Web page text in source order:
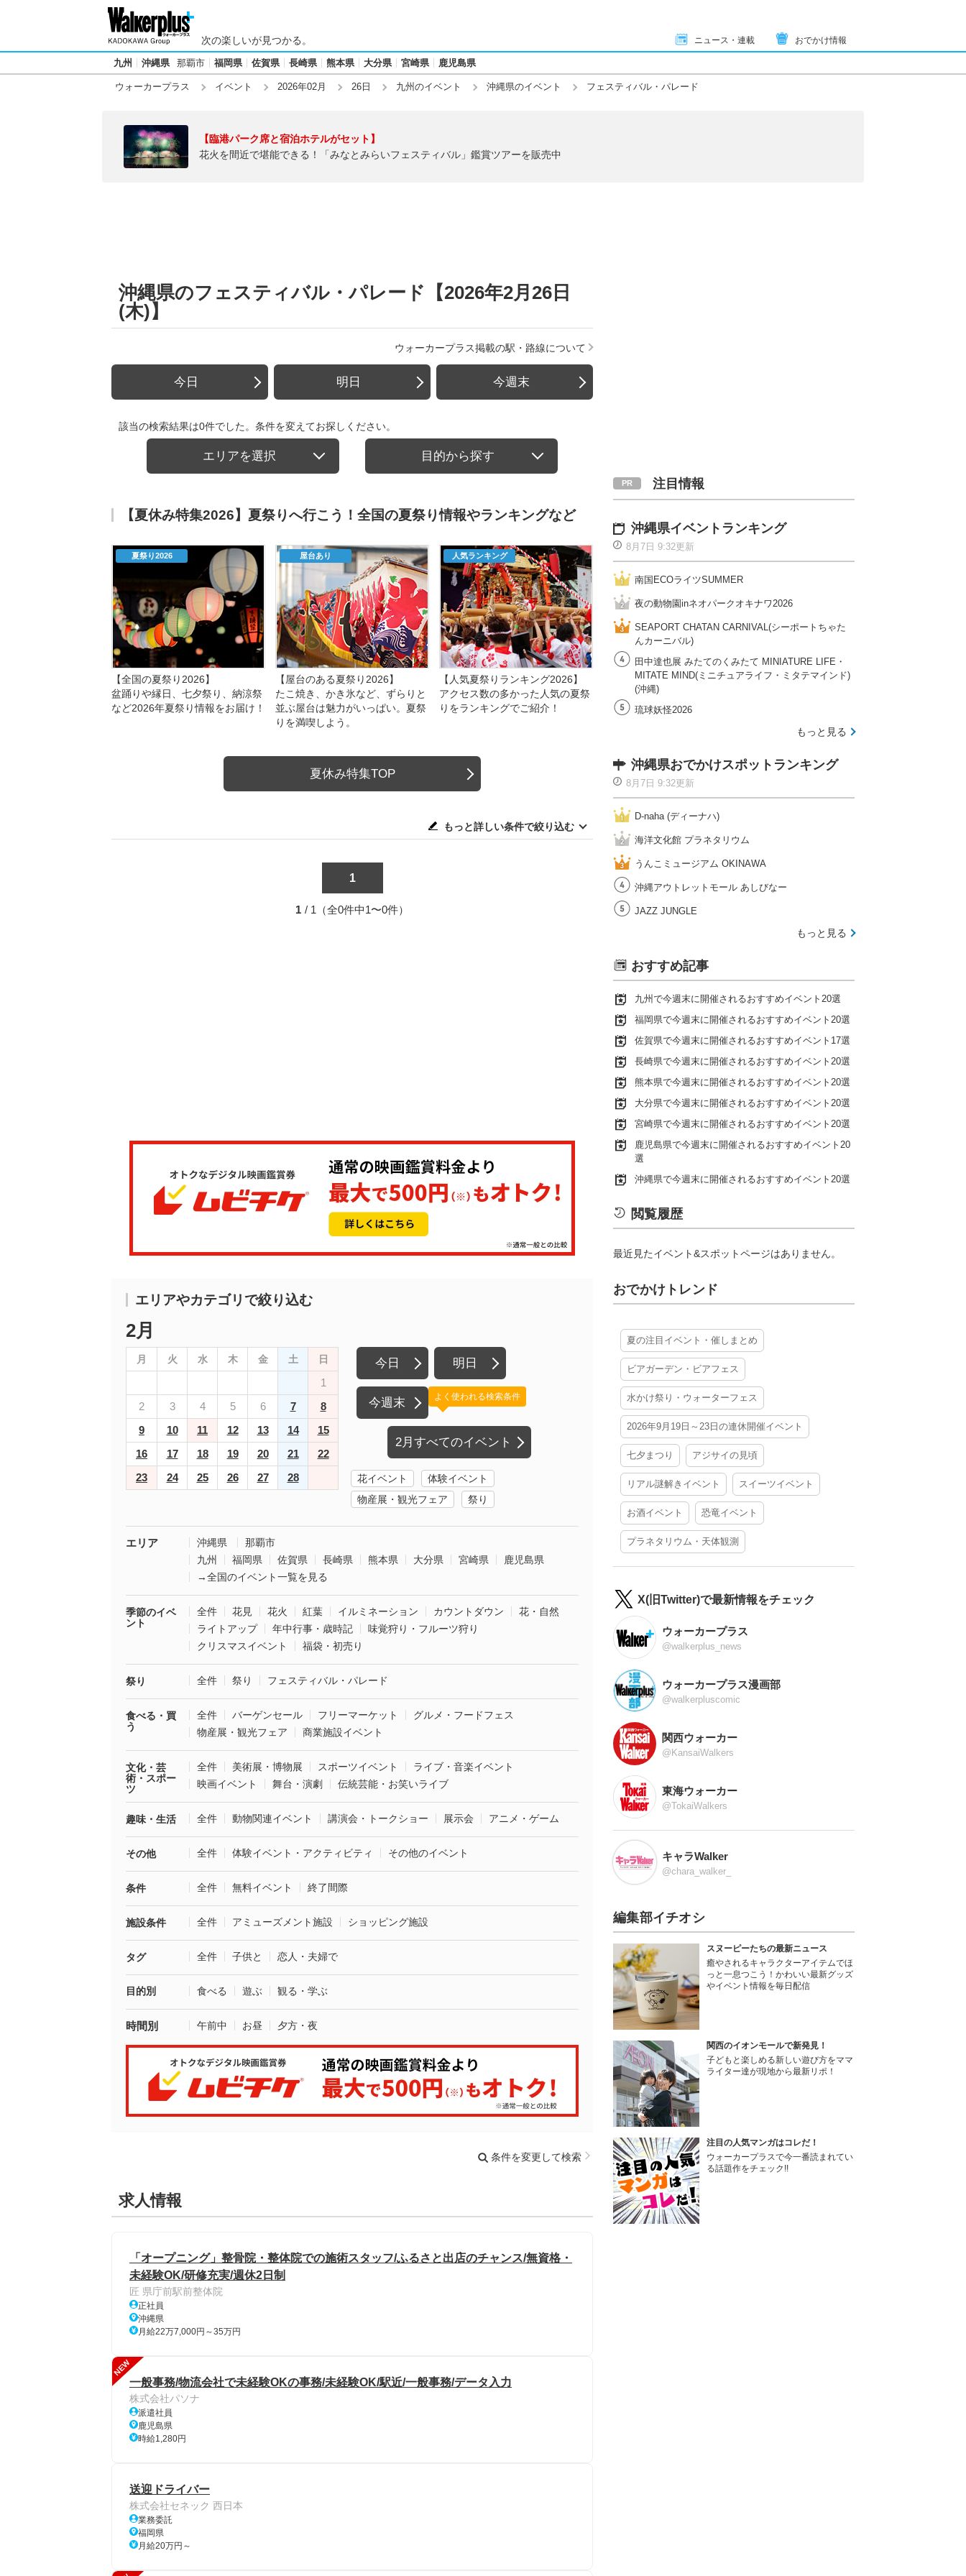
次の楽しいが見つかる。 ニュース・連載 おでかけ情報
九州 沖縄県 那覇市 福岡県 佐賀県 長崎県 熊本県 大分県 宮崎県 鹿児島県
ウォーカープラス イベント 2026年02月 26日 九州のイベント 沖縄県のイベント フェスティバル・パレード
【臨港パーク席と宿泊ホテルがセット】
花火を間近で堪能できる！「みなとみらいフェスティバル」鑑賞ツアーを販売中
沖縄県のフェスティバル・パレード【2026年2月26日
(木)】
ウォーカープラス掲載の駅・路線について
今日 明日 今週末
該当の検索結果は0件でした。条件を変えてお探しください。
エリアを選択 目的から探す
【夏休み特集2026】夏祭りへ行こう！全国の夏祭り情報やランキングなど
夏祭り2026
【全国の夏祭り2026】
盆踊りや縁日、七夕祭り、納涼祭
など2026年夏祭り情報をお届け！
屋台あり
【屋台のある夏祭り2026】
たこ焼き、かき氷など、ずらりと
並ぶ屋台は魅力がいっぱい。夏祭
りを満喫しよう。
人気ランキング
【人気夏祭りランキング2026】
アクセス数の多かった人気の夏祭
りをランキングでご紹介！
夏休み特集TOP
もっと詳しい条件で絞り込む
1
1 / 1（全0件中1〜0件）
エリアやカテゴリで絞り込む
2月
月 火 水 木 金 土 日
1
2
3 4 5 6 7
8
9
10 11 12 13 14
15
16
17 18 19 20 21
22
23
24 25 26 27 28
今日 明日
今週末
2月すべてのイベント
よく使われる検索条件
花イベント
体験イベント
物産展・観光フェア
祭り
エリア 沖縄県
那覇市
九州
福岡県 佐賀県 長崎県 熊本県 大分県 宮崎県
鹿児島県
→全国のイベント一覧を見る
季節のイベ
ント
全件 花見 花火 紅葉 イルミネーション カウントダウン
花・自然
ライトアップ
年中行事・歳時記
味覚狩り・フルーツ狩り
クリスマスイベント
福袋・初売り
祭り 全件 祭り フェスティバル・パレード
食べる・買
う
全件 バーゲンセール フリーマーケット
グルメ・フードフェス
物産展・観光フェア
商業施設イベント
文化・芸
術・スポー
ツ
全件 美術展・博物展 スポーツイベント
ライブ・音楽イベント
映画イベント
舞台・演劇 伝統芸能・お笑いライブ
趣味・生活 全件 動物関連イベント 講演会・トークショー 展示会 アニメ・ゲーム
その他 全件 体験イベント・アクティビティ その他のイベント
条件 全件 無料イベント 終了間際
施設条件 全件 アミューズメント施設 ショッピング施設
タグ 全件 子供と 恋人・夫婦で
目的別 食べる 遊ぶ 観る・学ぶ
時間別 午前中 お昼 夕方・夜
条件を変更して検索
求人情報
「オープニング」整骨院・整体院での施術スタッフ/ふるさと出店のチャンス/無資格・
未経験OK/研修充実/週休2日制
匠 県庁前駅前整体院
正社員
沖縄県
月給22万7,000円～35万円
NEW
一般事務/物流会社で未経験OKの事務/未経験OK/駅近/一般事務/データ入力
株式会社パソナ
派遣社員
鹿児島県
時給1,280円
送迎ドライバー
株式会社セネック 西日本
業務委託
福岡県
月給20万円～
注目情報
沖縄県イベントランキング
8月7日 9:32更新
南国ECOライツSUMMER
夜の動物園inネオパークオキナワ2026
SEAPORT CHATAN CARNIVAL(シーポートちゃた
んカーニバル)
田中達也展 みたてのくみたて MINIATURE LIFE・
MITATE MIND(ミニチュアライフ・ミタテマインド)
(沖縄)
琉球妖怪2026
もっと見る
沖縄県おでかけスポットランキング
8月7日 9:32更新
D-naha (ディーナハ)
海洋文化館 プラネタリウム
うんこミュージアム OKINAWA
沖縄アウトレットモール あしびなー
JAZZ JUNGLE
もっと見る
おすすめ記事
九州で今週末に開催されるおすすめイベント20選
福岡県で今週末に開催されるおすすめイベント20選
佐賀県で今週末に開催されるおすすめイベント17選
長崎県で今週末に開催されるおすすめイベント20選
熊本県で今週末に開催されるおすすめイベント20選
大分県で今週末に開催されるおすすめイベント20選
宮崎県で今週末に開催されるおすすめイベント20選
鹿児島県で今週末に開催されるおすすめイベント20
選
沖縄県で今週末に開催されるおすすめイベント20選
閲覧履歴
最近見たイベント&スポットページはありません。
おでかけトレンド
夏の注目イベント・催しまとめ
ビアガーデン・ビアフェス
水かけ祭り・ウォーターフェス
2026年9月19日～23日の連休開催イベント
七夕まつり アジサイの見頃
リアル謎解きイベント スイーツイベント
お酒イベント 恐竜イベント
プラネタリウム・天体観測
X(旧Twitter)で最新情報をチェック
ウォーカープラス
@walkerplus_news
ウォーカープラス漫画部
@walkerpluscomic
関西ウォーカー
@KansaiWalkers
東海ウォーカー
@TokaiWalkers
キャラWalker
@chara_walker_
編集部イチオシ
スヌーピーたちの最新ニュース
癒やされるキャラクターアイテムでほ
っと一息つこう！かわいい最新グッズ
やイベント情報を毎日配信
関西のイオンモールで新発見！
子どもと楽しめる新しい遊び方をママ
ライター達が現地から最新リポ！
注目の人気マンガはコレだ！
ウォーカープラスで今一番読まれてい
る話題作をチェック!!